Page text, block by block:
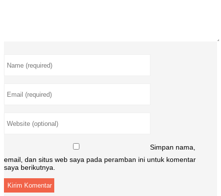
Simpan nama,
email, dan situs web saya pada peramban ini untuk komentar
saya berikutnya.